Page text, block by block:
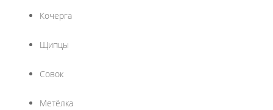
Кочерга
Щипцы
Совок
Метёлка